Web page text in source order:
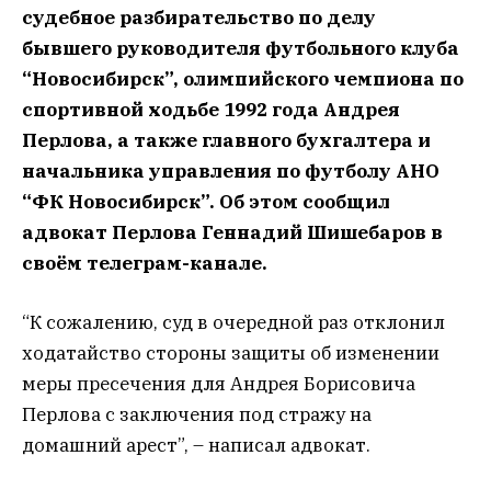
судебное разбирательство по делу
бывшего руководителя футбольного клуба
“Новосибирск”, олимпийского чемпиона по
спортивной ходьбе 1992 года Андрея
Перлова, а также главного бухгалтера и
начальника управления по футболу АНО
“ФК Новосибирск”. Об этом сообщил
адвокат Перлова Геннадий Шишебаров в
своём телеграм-канале.
“К сожалению, суд в очередной раз отклонил
ходатайство стороны защиты об изменении
меры пресечения для Андрея Борисовича
Перлова с заключения под стражу на
домашний арест”, – написал адвокат.